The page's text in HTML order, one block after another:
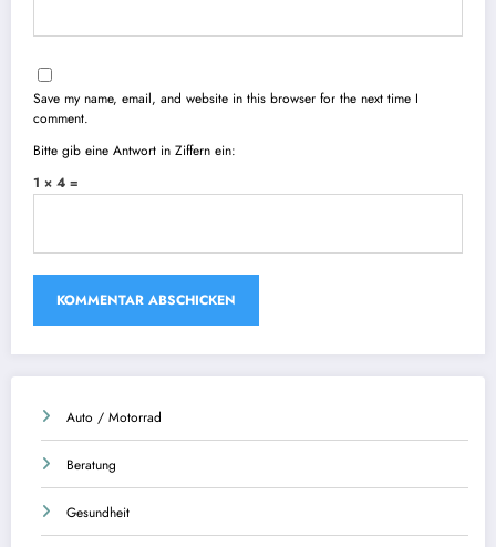
Save my name, email, and website in this browser for the next time I
comment.
Bitte gib eine Antwort in Ziffern ein:
1 × 4 =
Auto / Motorrad
Beratung
Gesundheit